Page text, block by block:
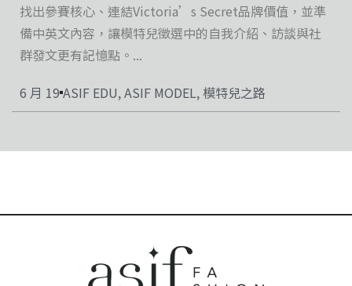
找出參賽核心、連結Victoria’s Secret品牌價值，並準
備中英文內容，讓模特兒徵選中的自我介紹、訪談與社
群發文更有記憶點。...
6 月 19 ASIF EDU,ASIF MODEL,模特兒之路